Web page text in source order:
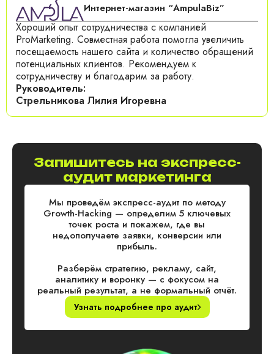
Интернет-магазин “AmpulaBiz”
Хороший опыт сотрудничества с компанией
ProMarketing. Совместная работа помогла увеличить
посещаемость нашего сайта и количество обращений
потенциальных клиентов. Рекомендуем к
сотрудничеству и благодарим за работу.
Руководитель:
Стрельникова Лилия Игоревна
Запишитесь на экспресс-
аудит маркетинга
Мы проведём экспресс-аудит по методу
Growth-Hacking — определим 5 ключевых
точек роста и покажем, где вы
недополучаете заявки, конверсии или
прибыль.
Разберём стратегию, рекламу, сайт,
аналитику и воронку — с фокусом на
реальный результат, а не формальный отчёт.
Узнать подробнее про аудит